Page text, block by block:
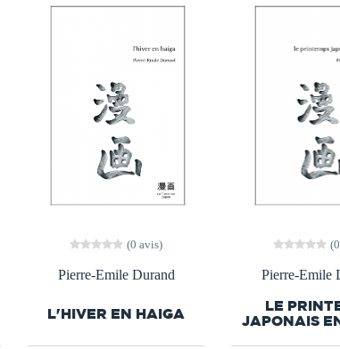
(0 avis)
Pierre-Emile Durand
L'HIVER EN HAIGA
Pierre-Emile
LE
JAPONAIS